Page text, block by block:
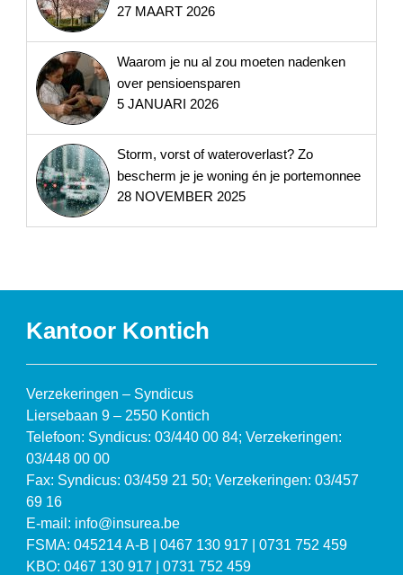
27 MAART 2026
Waarom je nu al zou moeten nadenken
over pensioensparen
5 JANUARI 2026
Storm, vorst of wateroverlast? Zo
bescherm je je woning én je portemonnee
28 NOVEMBER 2025
Kantoor Kontich
Verzekeringen – Syndicus
Liersebaan 9 – 2550 Kontich
Telefoon: Syndicus: 03/440 00 84; Verzekeringen:
03/448 00 00
Fax: Syndicus: 03/459 21 50; Verzekeringen: 03/457
69 16
E-mail: info@insurea.be
FSMA: 045214 A-B | 0467 130 917 | 0731 752 459
KBO: 0467 130 917 | 0731 752 459